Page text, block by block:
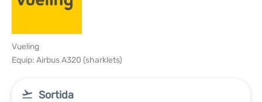
Vueling
Equip: Airbus A320 (sharklets)
Sortida